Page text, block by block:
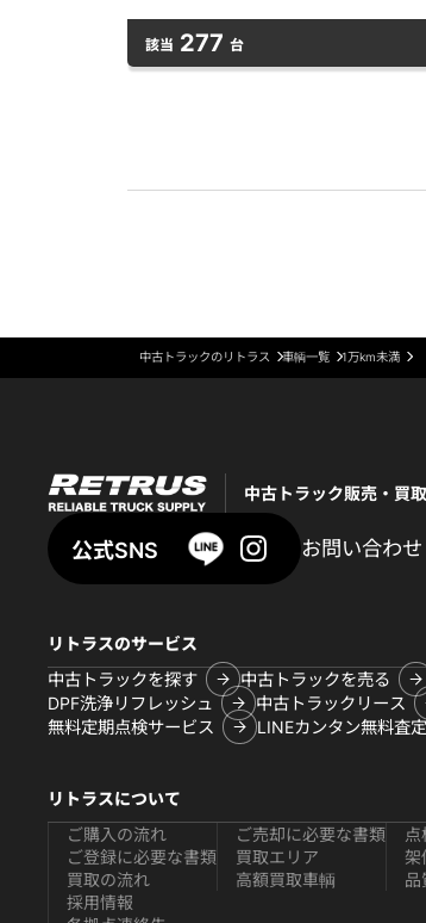
該当 277 台
中古トラックのリトラス 車輌一覧 1万km未満
中古トラック販売・買
公式SNS お問い合わせ
リトラスのサービス
中古トラックを探す
中古トラックを売る
DPF洗浄リフレッシュ
中古トラックリース
無料定期点検サービス
LINEカンタン無料査定
リトラスについて
ご購入の流れ
ご登録に必要な書類
買取の流れ
ご売却に必要な書類
買取エリア
高額買取車輌
架
品
採用情報